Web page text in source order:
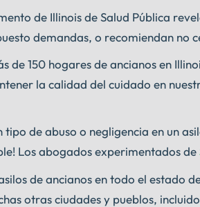
de Illinois de Salud Pública
demandas, o recomiendan
150 hogares de ancianos en
la calidad del cuidado en
de abuso o negligencia en un
Los abogados experimentados de
de ancianos en todo el estado
otras ciudades y pueblos,